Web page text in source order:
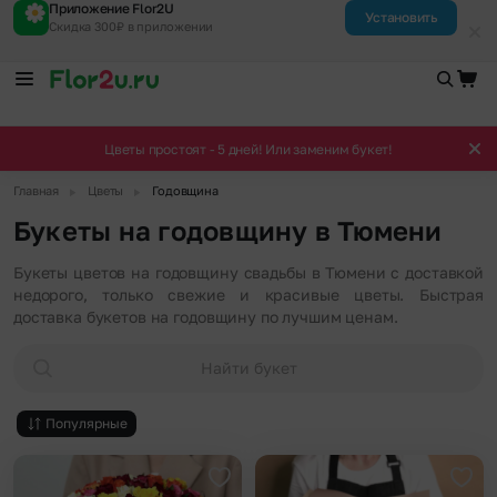
Приложение Flor2U
Скидка 300₽ в приложении
Установить
Цветы простоят - 5 дней! Или заменим букет!
Главная Цветы Годовщина
Букеты на годовщину в Тюмени
Букеты цветов на годовщину свадьбы в Тюмени с доставкой
недорого, только свежие и красивые цветы. Быстрая
доставка букетов на годовщину по лучшим ценам.
Найти букет
Популярные